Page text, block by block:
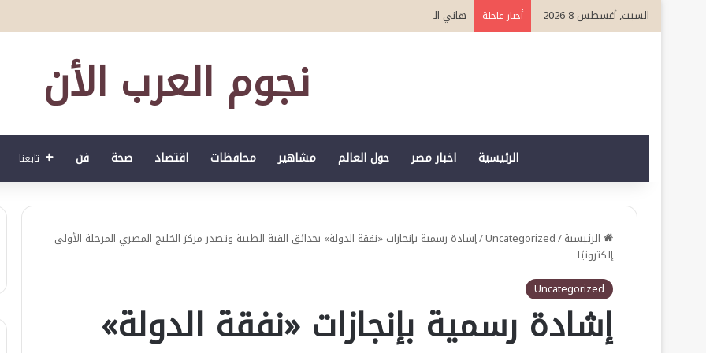
السبت, أغسطس 8 2026 أخبار عاجلة هاني الشريف وكيلاً لـ “UN MTC” بجدة ويتوج بجائزة “القائد المؤثر”
نجوم العرب الأن
الرئيسية اخبار مصر حول العالم مشاهير محافظات اقتصاد صحة فن تابعنا
الرئيسية/
Uncategorized
/إشادة رسمية بإنجازات «نفقة الدولة» بحدائق القبة الطبية وتصدر مركز الخليج المصري المرحلة الأولى
إلكترونيًا
Uncategorized
إشادة رسمية بإنجازات «نفقة الدولة»